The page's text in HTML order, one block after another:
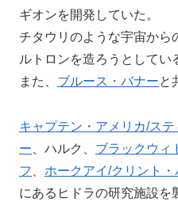
ギオンを開発していた。
チタウリのような宇宙から
ルトロンを造ろうとしてい
また、 ブルース・バナーと
キャプテン・アメリカ/ス
ー 、ハルク、 ブラックウィ
フ
ホークアイ/クリント・
にあるヒドラの研究施設を